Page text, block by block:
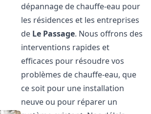
dépannage de chauffe-eau pour
les résidences et les entreprises
de Le Passage. Nous offrons des
interventions rapides et
efficaces pour résoudre vos
problèmes de chauffe-eau, que
ce soit pour une installation
neuve ou pour réparer un